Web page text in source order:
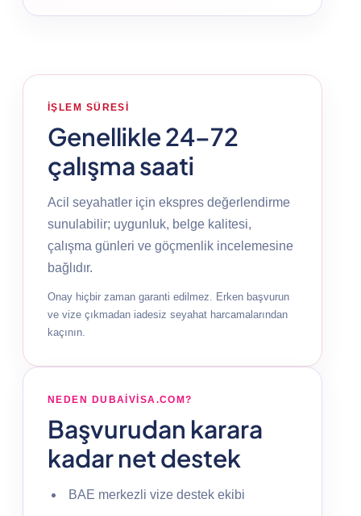
İŞLEM SÜRESI
Genellikle 24–72
çalışma saati
Acil seyahatler için ekspres değerlendirme
sunulabilir; uygunluk, belge kalitesi,
çalışma günleri ve göçmenlik incelemesine
bağlıdır.
Onay hiçbir zaman garanti edilmez. Erken başvurun
ve vize çıkmadan iadesiz seyahat harcamalarından
kaçının.
NEDEN DUBAIVISA.COM?
Başvurudan karara
kadar net destek
BAE merkezli vize destek ekibi